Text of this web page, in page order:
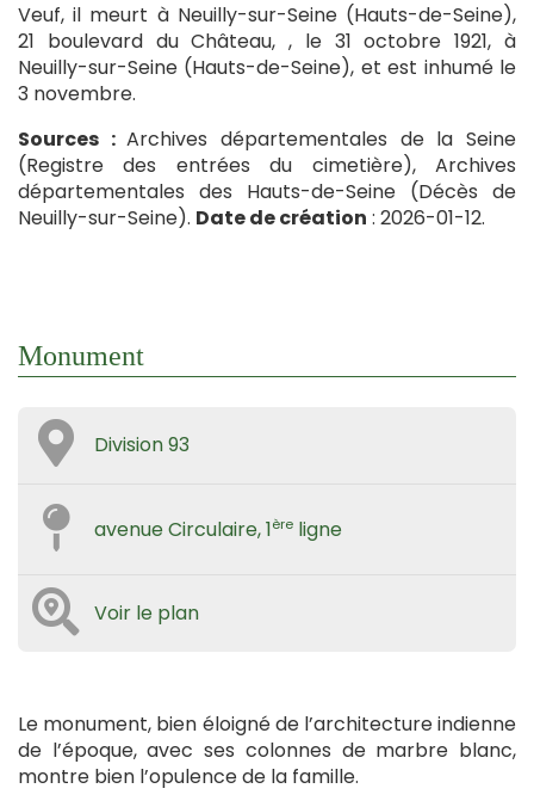
Veuf, il meurt à Neuilly-sur-Seine (Hauts-de-Seine),
21 boulevard du Château, , le 31 octobre 1921, à
Neuilly-sur-Seine (Hauts-de-Seine), et est inhumé le
3 novembre.
Sources :Archives départementales de la Seine
(Registre des entrées du cimetière), Archives
départementales des Hauts-de-Seine (Décès de
Neuilly-sur-Seine). Date de création : 2026-01-12.
Monument
Division 93
avenue Circulaire, 1ère ligne
Voir le plan
Le monument, bien éloigné de l’architecture indienne
de l’époque, avec ses colonnes de marbre blanc,
montre bien l’opulence de la famille.